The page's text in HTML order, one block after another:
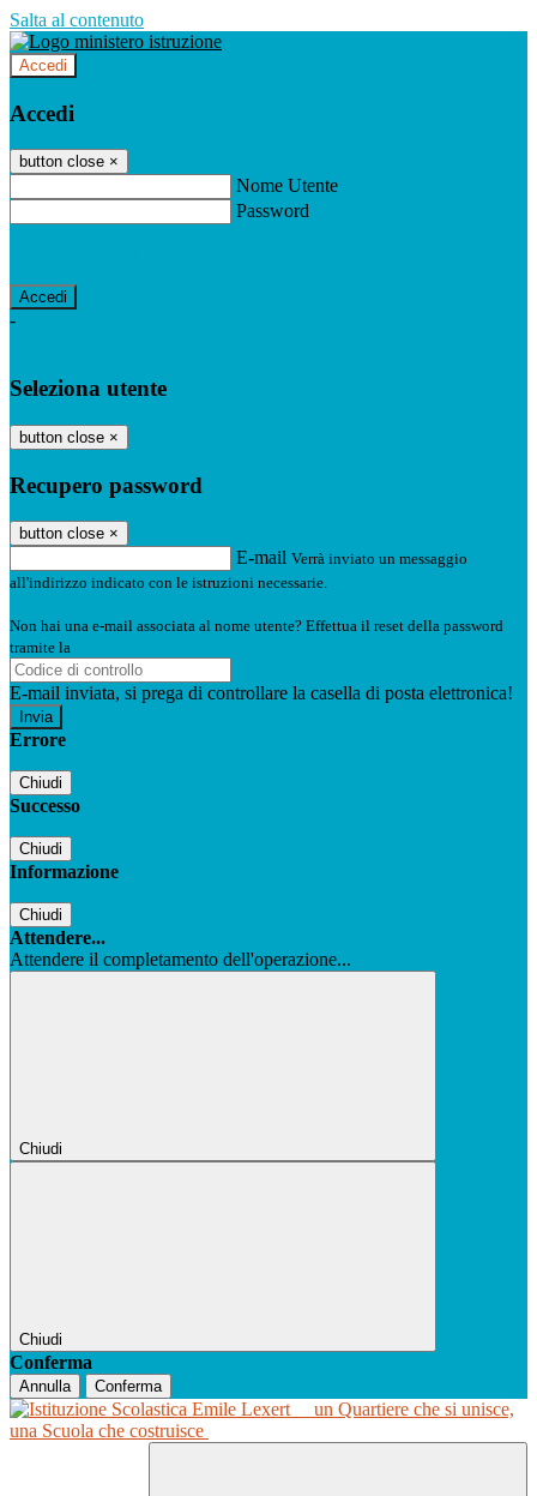
Salta al contenuto
Accedi
Accedi
button close ×
Nome Utente
Password
-
Seleziona utente
button close ×
Recupero password
button close ×
E-mail Verrà inviato un messaggio
all'indirizzo indicato con le istruzioni necessarie.
Non hai una e-mail associata al nome utente? Effettua il reset della password
tramite la
E-mail inviata, si prega di controllare la casella di posta elettronica!
Errore
Chiudi
Successo
Chiudi
Informazione
Chiudi
Attendere...
Attendere il completamento dell'operazione...
Chiudi
Chiudi
Conferma
Annulla Conferma
un Quartiere che si unisce,
una Scuola che costruisce